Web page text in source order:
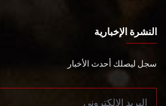
النشرة الإخبارية
سجل ليصلك أحدث الأخبار